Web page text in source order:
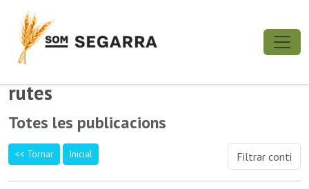
rutes
Totes les publicacions
<< Tornar Inicial